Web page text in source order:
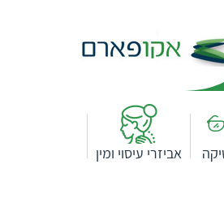
אביזרי עיסוי ומין